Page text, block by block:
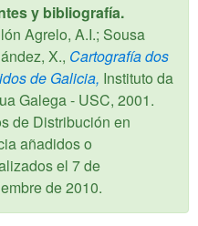
y bibliografía.
Agrelo, A.I.; Sousa
X., Cartografía dos
de Galicia, Instituto da
Galega - USC, 2001.
de Distribución en
añadidos o
el 7 de
de 2010.